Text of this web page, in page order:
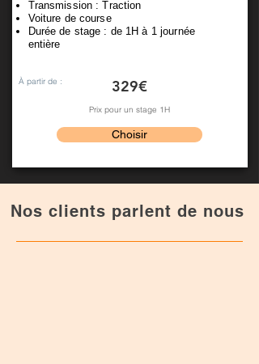
Transmission : Traction
Voiture de course
Durée de stage : de 1H à 1 journée
entière
À partir de : 329€
Prix pour un stage 1H
Choisir
Nos c lients parlent de nous